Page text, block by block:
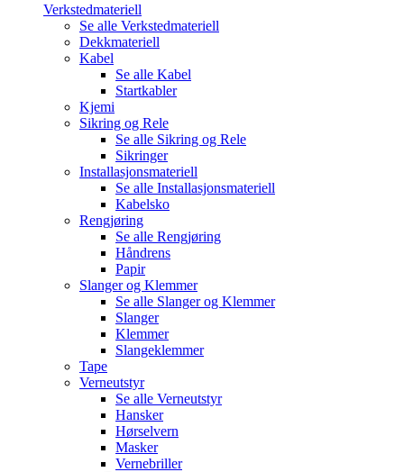
Verkstedmateriell
Se alle Verkstedmateriell
Dekkmateriell
Kabel
Se alle Kabel
Startkabler
Kjemi
Sikring og Rele
Se alle Sikring og Rele
Sikringer
Installasjonsmateriell
Se alle Installasjonsmateriell
Kabelsko
Rengjøring
Se alle Rengjøring
Håndrens
Papir
Slanger og Klemmer
Se alle Slanger og Klemmer
Slanger
Klemmer
Slangeklemmer
Tape
Verneutstyr
Se alle Verneutstyr
Hansker
Hørselvern
Masker
Vernebriller